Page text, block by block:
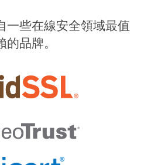
一些在線安全領域最值
品牌。